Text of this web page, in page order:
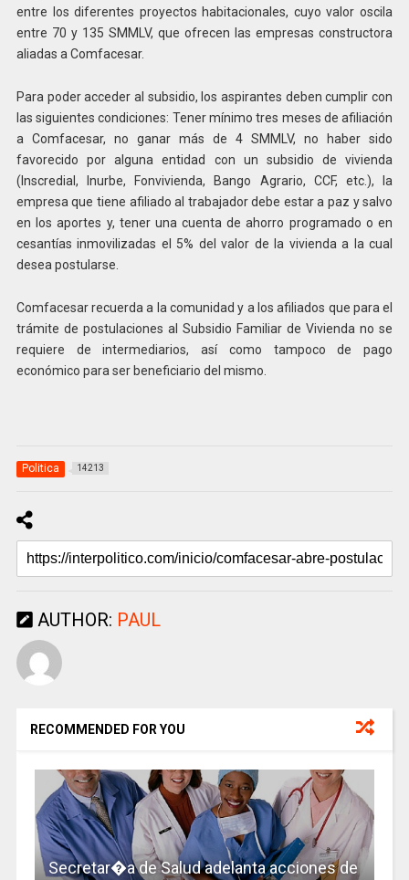
entre los diferentes proyectos habitacionales, cuyo valor oscila
entre 70 y 135 SMMLV, que ofrecen las empresas constructora
aliadas a Comfacesar.
Para poder acceder al subsidio, los aspirantes deben cumplir con
las siguientes condiciones: Tener mínimo tres meses de afiliación
a Comfacesar, no ganar más de 4 SMMLV, no haber sido
favorecido por alguna entidad con un subsidio de vivienda
(Inscredial, Inurbe, Fonvivienda, Bango Agrario, CCF, etc.), la
empresa que tiene afiliado al trabajador debe estar a paz y salvo
en los aportes y, tener una cuenta de ahorro programado o en
cesantías inmovilizadas el 5% del valor de la vivienda a la cual
desea postularse.
Comfacesar recuerda a la comunidad y a los afiliados que para el
trámite de postulaciones al Subsidio Familiar de Vivienda no se
requiere de intermediarios, así como tampoco de pago
económico para ser beneficiario del mismo.
Politica 14213
AUTHOR: PAUL
RECOMMENDED FOR YOU
Secretar�a de Salud adelanta acciones de